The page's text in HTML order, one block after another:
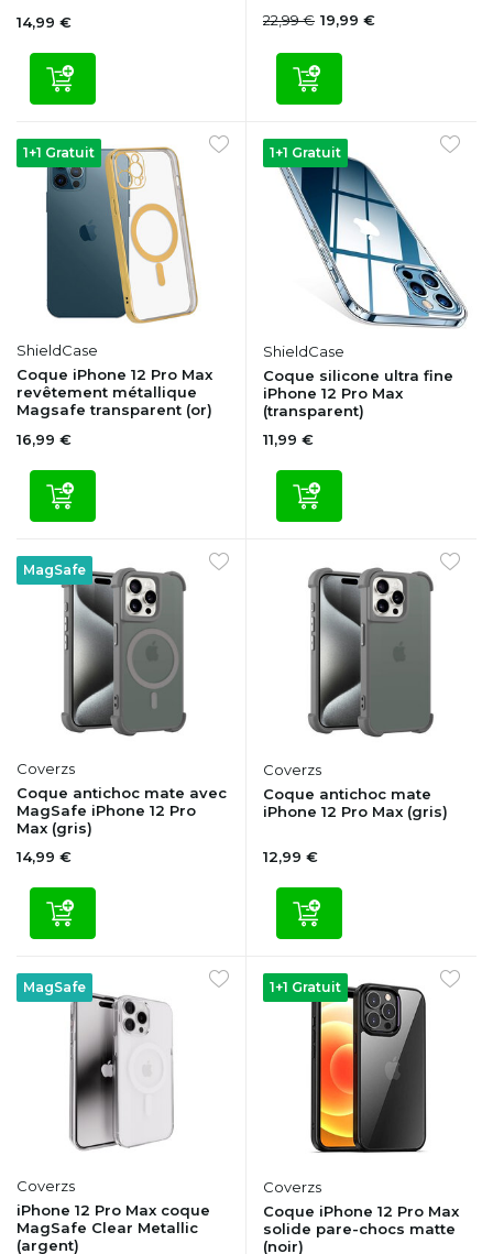
14,99 €
22,99 € 19,99 €
1+1 Gratuit
ShieldCase
Coque iPhone 12 Pro Max
revêtement métallique
Magsafe transparent (or)
16,99 €
1+1 Gratuit
ShieldCase
Coque silicone ultra fine
iPhone 12 Pro Max
(transparent)
11,99 €
MagSafe
Coverzs
Coque antichoc mate avec
MagSafe iPhone 12 Pro
Max (gris)
14,99 €
Coverzs
Coque antichoc mate
iPhone 12 Pro Max (gris)
12,99 €
MagSafe
Coverzs
iPhone 12 Pro Max coque
MagSafe Clear Metallic
(argent)
1+1 Gratuit
Coverzs
Coque iPhone 12 Pro Max
solide pare-chocs matte
(noir)